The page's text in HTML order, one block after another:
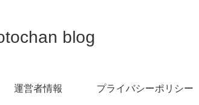
blog
運営者情報 プライバシーポリシー